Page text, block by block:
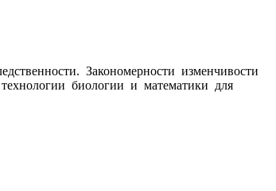
Закономерности изменчивости
биологии и математики для